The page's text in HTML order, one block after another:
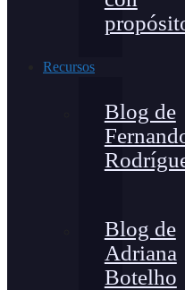
Recursos
Blog de
Blog de
Adriana
Botelho